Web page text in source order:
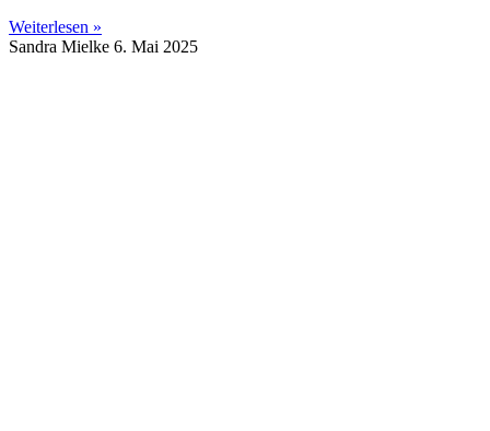
Weiterlesen »
Sandra Mielke 6. Mai 2025